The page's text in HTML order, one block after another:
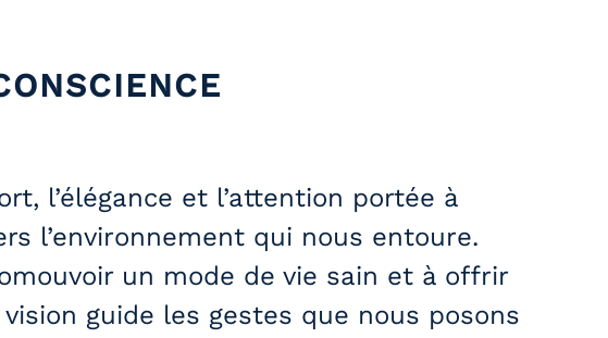
l’élégance et l’attention portée à
l’environnement qui nous entoure.
un mode de vie sain et à offrir
guide les gestes que nous posons